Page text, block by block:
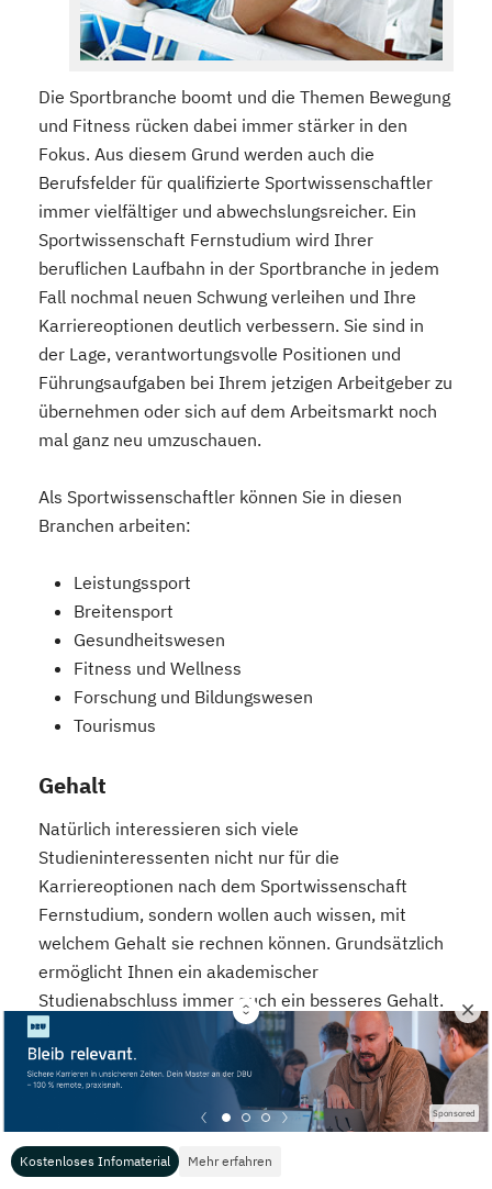
Kostenloses Infomaterial Mehr erfahren
Sponsored
Die Sportbranche boomt und die Themen Bewegung
und Fitness rücken dabei immer stärker in den
Fokus. Aus diesem Grund werden auch die
Berufsfelder für qualifizierte Sportwissenschaftler
immer vielfältiger und abwechslungsreicher. Ein
Sportwissenschaft Fernstudium wird Ihrer
beruflichen Laufbahn in der Sportbranche in jedem
Fall nochmal neuen Schwung verleihen und Ihre
Karriereoptionen deutlich verbessern. Sie sind in
der Lage, verantwortungsvolle Positionen und
Führungsaufgaben bei Ihrem jetzigen Arbeitgeber zu
übernehmen oder sich auf dem Arbeitsmarkt noch
mal ganz neu umzuschauen.
Als Sportwissenschaftler können Sie in diesen
Branchen arbeiten:
Leistungssport
Breitensport
Gesundheitswesen
Fitness und Wellness
Forschung und Bildungswesen
Tourismus
Gehalt
Natürlich interessieren sich viele
Studieninteressenten nicht nur für die
Karriereoptionen nach dem Sportwissenschaft
Fernstudium, sondern wollen auch wissen, mit
welchem Gehalt sie rechnen können. Grundsätzlich
ermöglicht Ihnen ein akademischer
Studienabschluss immer auch ein besseres Gehalt.
Mit einem abgeschlossenen Fernstudium haben Sie
gute Argumente für die nächste Gehaltsverhandlung
auf Ihrer Seite.
Leider können wir Ihnen aber nicht genau sagen, mit
welchem Gehalt Sie als Sportwissenschaftler